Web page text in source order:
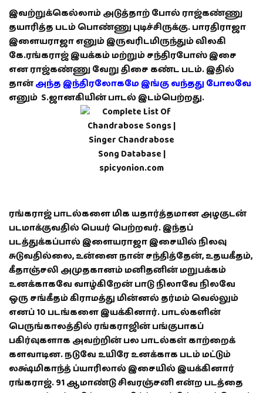
இவற்றுக்கெல்லாம் அடுத்தாற் போல் ராஜ்கண்ணு
தயாரித்த படம் பொண்ணு புடிச்சிருக்கு. பாரதிராஜா
இளையராஜா எனும் இருவரிடமிருந்தும் விலகி
கே.ரங்கராஜ் இயக்கம் மற்றும் சந்திரபோஸ் இசை
என ராஜ்கண்ணு வேறு திசை கண்ட படம். இதில்
தான்அந்த இந்திரலோகமே இங்கு வந்தது போலவே
எனும் S.ஜானகியின் பாடல் இடம்பெற்றது.
ரங்கராஜ் பாடல்களை மிக யதார்த்தமான அழகுடன்
படமாக்குவதில் பெயர் பெற்றவர். இந்தப்
படத்துக்கப்பால் இளையராஜா இசையில் நிலவு
சுடுவதில்லை, உன்னை நான் சந்தித்தேன், உதயகீதம்,
கீதாஞ்சலி அமுதகானம் மனிதனின் மறுபக்கம்
உனக்காகவே வாழ்கிறேன் பாடு நிலாவே நிலவே
ஒரு சங்கீதம் கிராமத்து மின்னல் தர்மம் வெல்லும்
எனப் 10 படங்களை இயக்கினார். பாடல்களின்
பெருங்காலத்தில் ரங்கராஜின் பங்குபாகப்
பகிர்வுகளாக அவற்றின் பல பாடல்கள் காற்றைக்
களவாடின. நடுவே உயிரே உனக்காக படம் மட்டும்
லக்ஷ்மிகாந்த் ப்யாரிலால் இசையில் இயக்கினார்
ரங்கராஜ். 91 ஆமாண்டு சிவரஞ்சனி என்ற படத்தை